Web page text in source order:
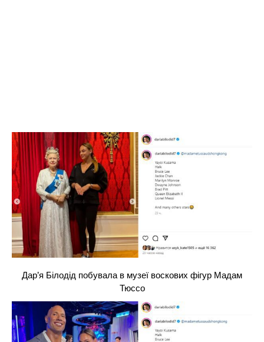
Дар’я Білодід побувала в музеї воскових фігур Мадам
Тюссо